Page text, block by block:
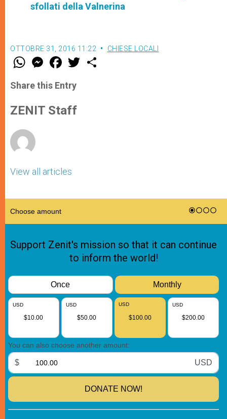
sfollati della Valnerina
OTTOBRE 31, 2016 11:22 CHIESE LOCALI
W
t
s
p
p
M
e
s
e
g
e
F
a
e
b
o
k
w
Share this Entry
ZENIT Staff
View all articles